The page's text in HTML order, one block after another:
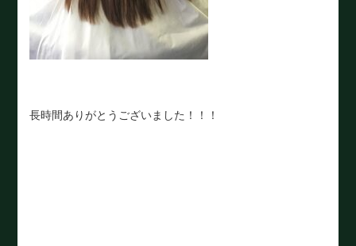
長時間ありがとうございました！！！